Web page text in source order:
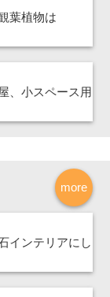
葉植物は
、小スペース用
more
インテリアにし